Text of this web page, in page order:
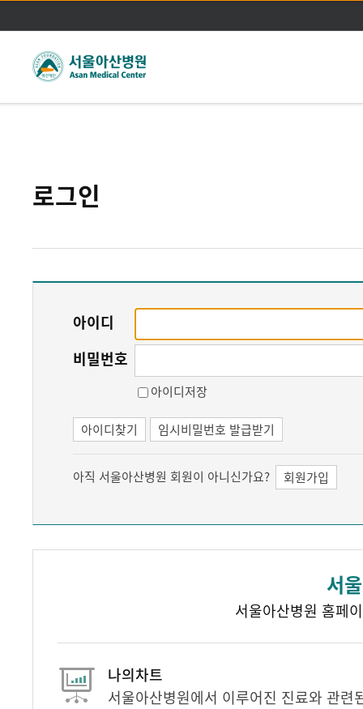
주메뉴바로가기
본문바로가기
로그인
아이디
비밀번호
아이디저장
아이디찾기 임시비밀번호 발급받기
아직 서울아산병원 회원이 아니신가요? 회원가입
서
서울아산병원 홈페
나의차트
서울아산병원에서 이루어진 진료와 관